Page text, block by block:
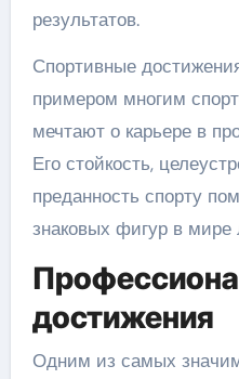
результатов.
Спортивные
примером многим
мечтают о карьере в
Его стойкость,
преданность спорту
знаковых фигур в мире
достижения
Одним из самых